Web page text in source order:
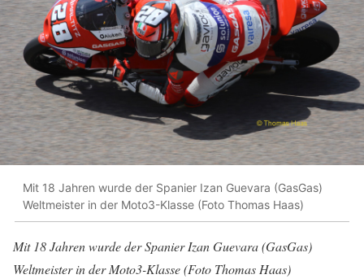
Mit 18 Jahren wurde der Spanier Izan Guevara (GasGas)
Weltmeister in der Moto3-Klasse (Foto Thomas Haas)
Mit 18 Jahren wurde der Spanier Izan Guevara (GasGas)
Weltmeister in der Moto3-Klasse (Foto Thomas Haas)